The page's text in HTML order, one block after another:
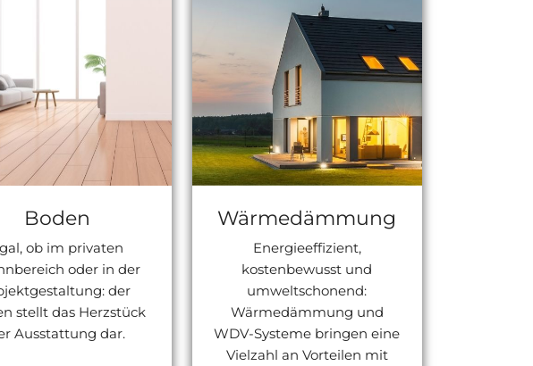
Boden
ob im privaten
oder in der
der
stellt das Herzstück
Ausstattung dar.
Wärmedämmung
Energieeffizient,
kostenbewusst und
umweltschonend:
Wärmedämmung und
WDV-Systeme bringen eine
Vielzahl an Vorteilen mit